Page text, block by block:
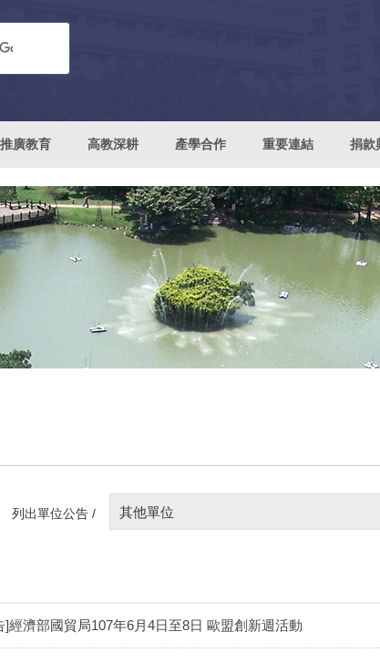
推廣教育 高教深耕 產學合作 重要連結 捐款
列出單位公告 / 其他單位
]經濟部國貿局107年6月4日至8日 歐盟創新週活動